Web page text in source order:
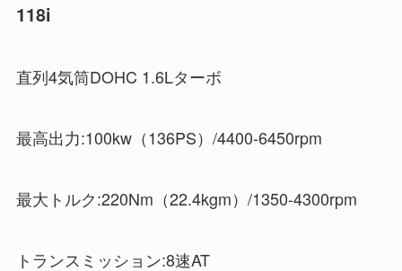
118i
直列4気筒DOHC 1.6Lターボ
最高出力:100kw（136PS）/4400-6450rpm
最大トルク:220Nm（22.4kgm）/1350-4300rpm
トランスミッション:8速AT